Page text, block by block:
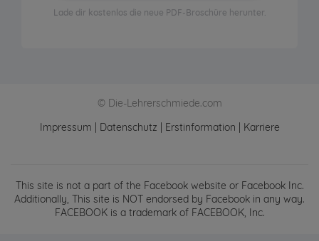
Lade dir kostenlos die neue PDF-Broschüre herunter.
© Die-Lehrerschmiede.com
Impressum
Datenschutz Erstinformation Karriere
This site is not a part of the Facebook website or Facebook Inc.
Additionally, This site is NOT endorsed by Facebook in any way.
FACEBOOK is a trademark of FACEBOOK, Inc.